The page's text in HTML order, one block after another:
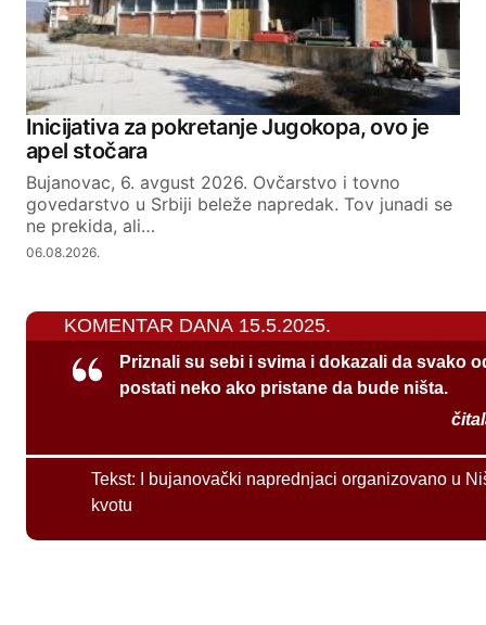
Inicijativa za pokretanje Jugokopa, ovo je
apel stočara
Bujanovac, 6. avgust 2026. Ovčarstvo i tovno
govedarstvo u Srbiji beleže napredak. Tov junadi se
ne prekida, ali…
06.08.2026.
KOMENTAR DANA 15.5.2025.
Priznali su sebi i svima i dokazali da svako
postati neko ako pristane da bude ništa.
Tekst:
I bujanovački naprednjaci organizovano u
kvotu